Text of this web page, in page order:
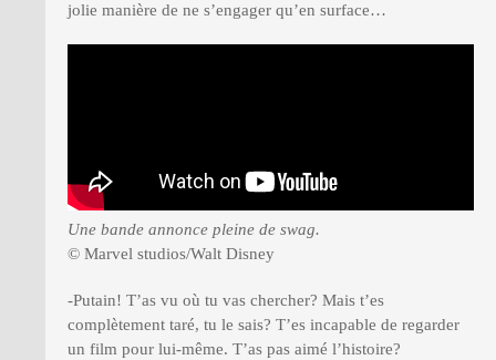
jolie manière de ne s’engager qu’en surface…
Une bande annonce pleine de swag.
© Marvel studios/Walt Disney
-Putain! T’as vu où tu vas chercher? Mais t’es
complètement taré, tu le sais? T’es incapable de regarder
un film pour lui-même. T’as pas aimé l’histoire?